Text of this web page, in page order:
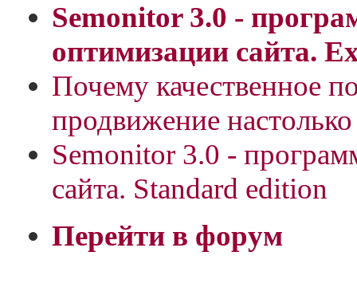
Semonitor 3.0 -
оптимизации сайта.
Почему качественное
продвижение
Semonitor 3.0 -
сайта. Standard edition
Перейти в форум